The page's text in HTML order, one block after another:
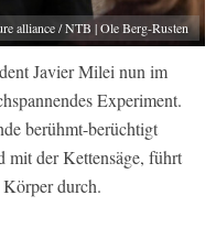
alliance / NTB | Ole Berg-Rusten
Javier Milei nun im
Experiment.
berühmt-berüchtigt
mit der Kettensäge, führt
durch.